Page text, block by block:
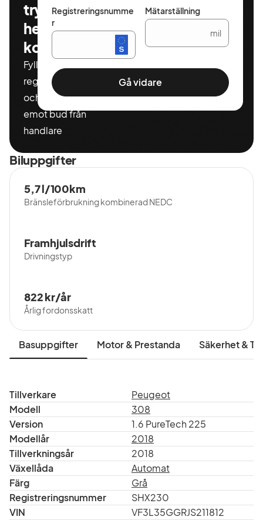
tryggt och
helt
kostnadsfritt
Fyll i ditt
registeringnummer
och miltal för att ta
emot bud från
handlare
Registreringsnumme
r
Mätarställning
mil
Gå vidare
Biluppgifter
Bränsleförbrukning kombinerad NEDC
5,7 l/100km
Drivningstyp
Framhjulsdrift
Årlig fordonsskatt
822 kr/år
Basuppgifter Motor & Prestanda Säkerhet &
Tillverkare
Peugeot
Modell
308
Version
1.6 PureTech 225
Modellår
2018
Tillverkningsår
2018
Växellåda
Automat
Färg
Grå
Registreringsnummer
SHX230
VIN
VF3L35GGRJS211812